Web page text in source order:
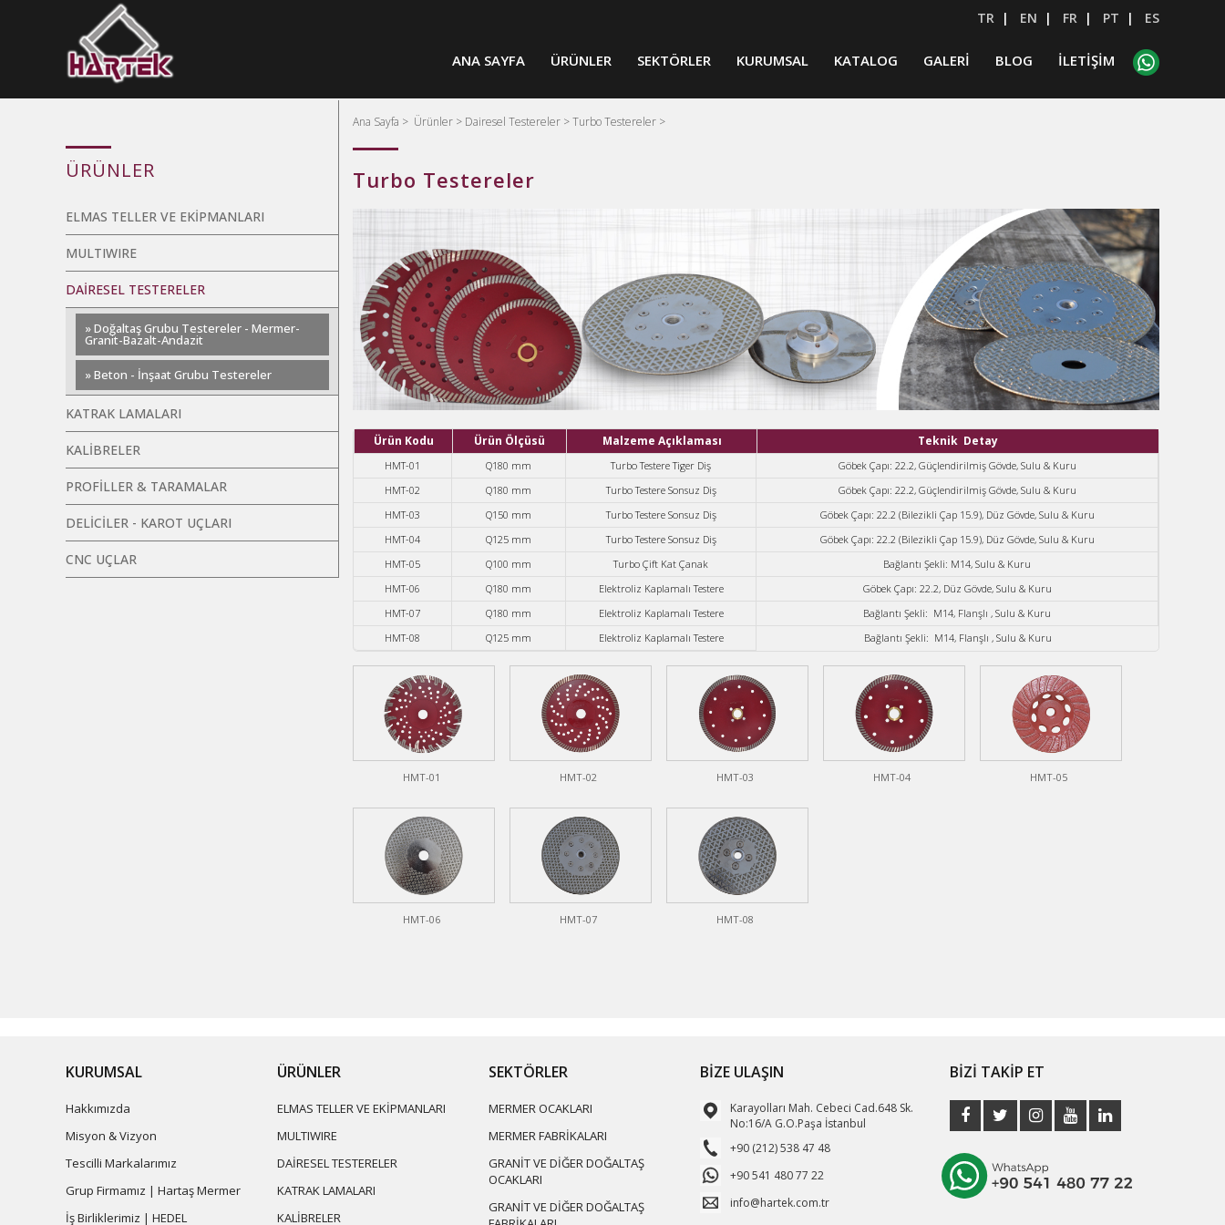
TR | EN | FR | PT | ES
ANA SAYFA ÜRÜNLER SEKTÖRLER KURUMSAL KATALOG GALERİ BLOG İLETİŞİM
ÜRÜNLER
ELMAS TELLER VE EKİPMANLARI
MULTIWIRE
DAİRESEL TESTERELER
» Doğaltaş Grubu Testereler - Mermer-
Granit-Bazalt-Andazit
» Beton - İnşaat Grubu Testereler
KATRAK LAMALARI
KALİBRELER
PROFİLLER & TARAMALAR
DELİCİLER - KAROT UÇLARI
CNC UÇLAR
Ana Sayfa > Ürünler > Dairesel Testereler >Turbo Testereler >
Turbo Testereler
Ürün Kodu Ürün Ölçüsü Malzeme Açıklaması Teknik Detay
HMT-01 Q180 mm Turbo Testere Tiger Diş
Göbek Çapı: 22.2, Güçlendirilmiş Gövde, Sulu & Kuru
HMT-02
Q180 mm Turbo Testere Sonsuz Diş
Göbek Çapı: 22.2, Güçlendirilmiş Gövde, Sulu & Kuru
HMT-03
Q150 mm Turbo Testere Sonsuz Diş
Göbek Çapı: 22.2 (Bilezikli Çap 15.9), Düz Gövde, Sulu & Kuru
HMT-04
Q125 mm Turbo Testere Sonsuz Diş
Göbek Çapı: 22.2 (Bilezikli Çap 15.9), Düz Gövde, Sulu & Kuru
HMT-05
Q100 mm Turbo Çift Kat Çanak
Bağlantı Şekli: M14, Sulu & Kuru
HMT-06
Q180 mm Elektroliz Kaplamalı Testere
Göbek Çapı: 22.2, Düz Gövde, Sulu & Kuru
HMT-07
Q180 mm Elektroliz Kaplamalı Testere
Bağlantı Şekli: M14, Flanşlı , Sulu & Kuru
HMT-08
Q125 mm Elektroliz Kaplamalı Testere Bağlantı Şekli: M14, Flanşlı , Sulu & Kuru
HMT-01 HMT-02 HMT-03 HMT-04 HMT-05
HMT-06 HMT-07 HMT-08
KURUMSAL
Hakkımızda
Misyon & Vizyon
Tescilli Markalarımız
Grup Firmamız | Hartaş Mermer
İş Birliklerimiz | HEDEL
ÜRÜNLER
ELMAS TELLER VE EKİPMANLARI
MULTIWIRE
DAİRESEL TESTERELER
KATRAK LAMALARI
KALİBRELER
SEKTÖRLER
MERMER OCAKLARI
MERMER FABRİKALARI
GRANİT VE DİĞER DOĞALTAŞ
OCAKLARI
GRANİT VE DİĞER DOĞALTAŞ
BİZE ULAŞIN
Karayolları Mah. Cebeci Cad.648 Sk.
No:16/A G.O.Paşa İstanbul
+90 (212) 538 47 48
+90 541 480 77 22
info@hartek.com.tr
BİZİ TAKİP ET